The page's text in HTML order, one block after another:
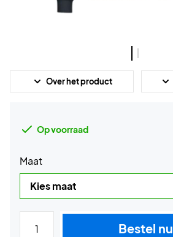
Over het product
Op voorraad
Maat
Bestel nu